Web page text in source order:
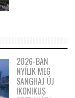
2026-BAN
NYÍLIK MEG
SANGHAJ ÚJ
IKONIKUS